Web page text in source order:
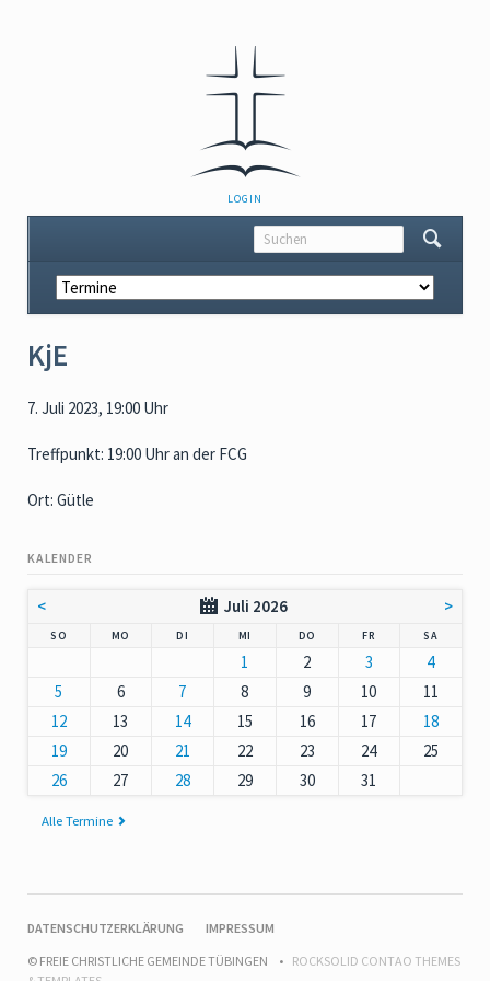
NAVIGATION
ÜBERSPRINGEN
LOGIN
Navigation
überspringen
KjE
7. Juli 2023, 19:00 Uhr
Treffpunkt: 19:00 Uhr an der FCG
Ort: Gütle
KALENDER
< Juli 2026 >
SO MO DI MI DO NNERSTAG
FR SAMSTAG
1 2 3
4
5
6 7 8 9 10
11
12
13 14 15 16 17
18
19
20 21 22 23 24
25
26
27 28 29 30 31
Alle Termine
NAVIGATION
DATENSCHUTZERKLÄRUNG
IMPRESSUM
© FREIE CHRISTLICHE GEMEINDE TÜBINGEN
ROCKSOLID CONTAO THEMES